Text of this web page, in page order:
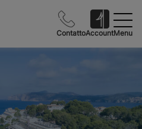
ContattoAccountMenu